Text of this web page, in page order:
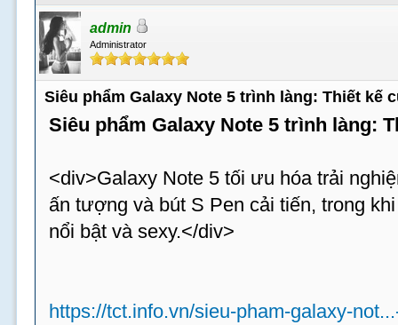
admin
Administrator
Siêu phẩm Galaxy Note 5 trình làng: Thiết kế
Siêu phẩm Galaxy Note 5 trình làng:
<div>Galaxy Note 5 tối ưu hóa trải
ấn tượng và bút S Pen cải tiến, trong
nổi bật và sexy.</div>
https://tct.info.vn/sieu-pham-galaxy-